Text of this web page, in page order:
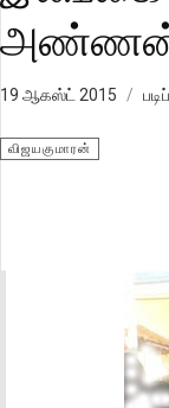
அண்ணன்
19 ஆகஸ்ட் 2015
விஜயகுமாரன்